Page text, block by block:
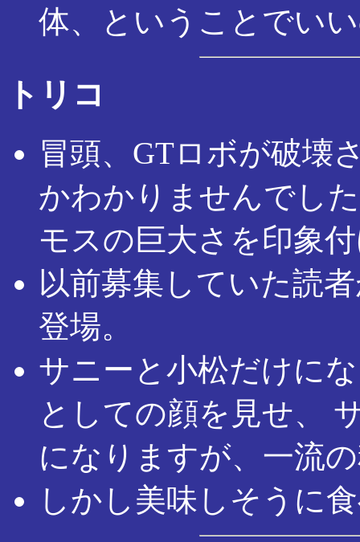
体、ということでい
トリコ
冒頭、GTロボが破壊
かわかりませんでし
モスの巨大さを印象
以前募集していた読
登場。
サニーと小松だけに
としての顔を見せ、
になりますが、一流
しかし美味しそうに